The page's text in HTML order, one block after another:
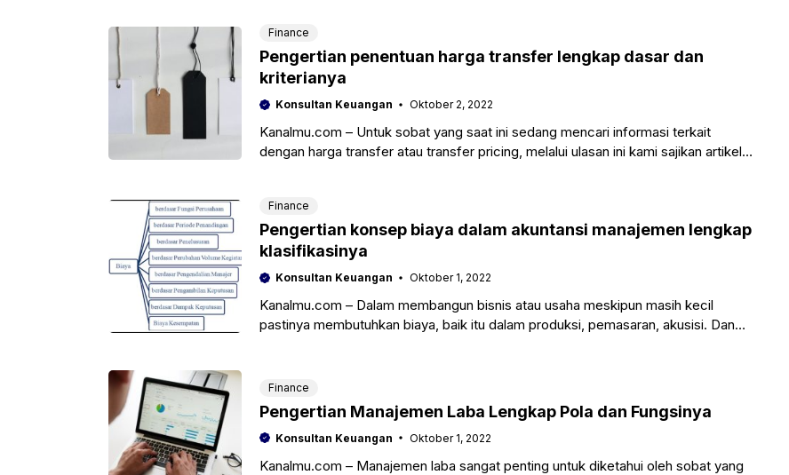
Finance
Pengertian penentuan harga transfer lengkap dasar dan
kriterianya
Konsultan Keuangan Oktober 2, 2022
Kanalmu.com – Untuk sobat yang saat ini sedang mencari informasi terkait
dengan harga transfer atau transfer pricing, melalui ulasan ini kami sajikan artikel
Finance
Pengertian konsep biaya dalam akuntansi manajemen lengkap
klasifikasinya
Konsultan Keuangan Oktober 1, 2022
Kanalmu.com – Dalam membangun bisnis atau usaha meskipun masih kecil
pastinya membutuhkan biaya, baik itu dalam produksi, pemasaran, akusisi. Dan
Finance
Pengertian Manajemen Laba Lengkap Pola dan Fungsinya
Konsultan Keuangan Oktober 1, 2022
Kanalmu.com – Manajemen laba sangat penting untuk diketahui oleh sobat yang